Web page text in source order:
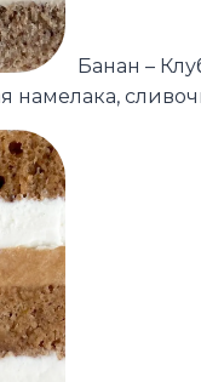
Банан –
намелака,